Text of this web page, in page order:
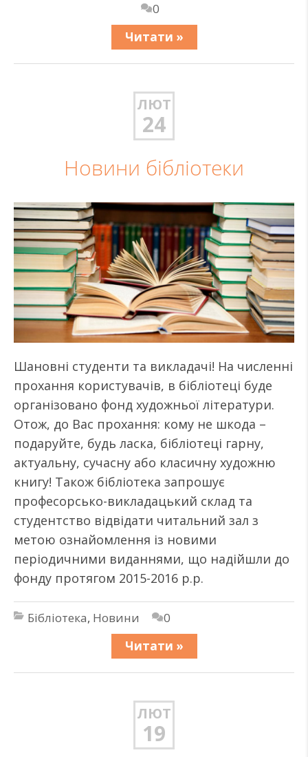
0
Читати »
ЛЮТ
24
Новини бібліотеки
Шановні студенти та викладачі! На численні
прохання користувачів, в бібліотеці буде
організовано фонд художньої літератури.
Отож, до Вас прохання: кому не шкода –
подаруйте, будь ласка, бібліотеці гарну,
актуальну, сучасну або класичну художню
книгу! Також бібліотека запрошує
професорсько-викладацький склад та
студентство відвідати читальний зал з
метою ознайомлення із новими
періодичними виданнями, що надійшли до
фонду протягом 2015-2016 р.р.
Бібліотека, Новини
0
Читати »
ЛЮТ
19